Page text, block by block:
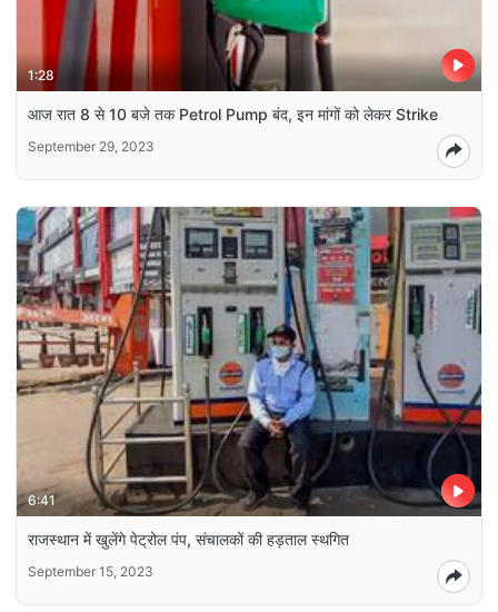
1:28
आज रात 8 से 10 बजे तक Petrol Pump बंद, इन मांगों को लेकर Strike
September 29, 2023
6:41
राजस्थान में खुलेंगे पेट्रोल पंप, संचालकों की हड़ताल स्थगित
September 15, 2023